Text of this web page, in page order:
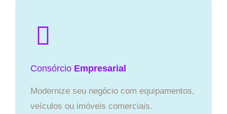
Consórcio Empresarial
Modernize seu negócio com equipamentos,
veículos ou imóveis comerciais.